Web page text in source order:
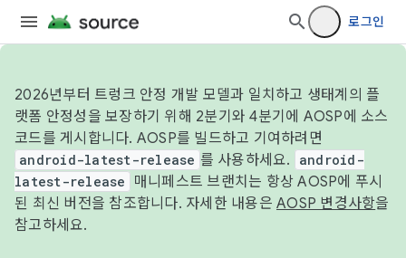
로그인
2026년부터 트렁크 안정 개발 모델과 일치하고 생태계의 플
랫폼 안정성을 보장하기 위해 2분기와 4분기에 AOSP에 소스
코드를 게시합니다. AOSP를 빌드하고 기여하려면
android-latest-release 를 사용하세요.
android-
latest-release
매니페스트 브랜치는 항상 AOSP에 푸시
된 최신 버전을 참조합니다. 자세한 내용은 AOSP 변경사항을
참고하세요.